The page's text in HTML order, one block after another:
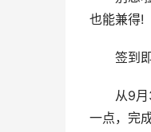
也能兼得!
签到即
从9月30
一点，完